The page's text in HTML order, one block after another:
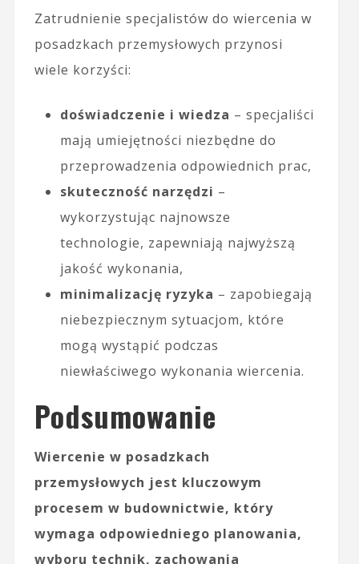
Zatrudnienie specjalistów do wiercenia w
posadzkach przemysłowych przynosi
wiele korzyści:
doświadczenie i wiedza – specjaliści
mają umiejętności niezbędne do
przeprowadzenia odpowiednich prac,
skuteczność narzędzi –
wykorzystując najnowsze
technologie, zapewniają najwyższą
jakość wykonania,
minimalizację ryzyka – zapobiegają
niebezpiecznym sytuacjom, które
mogą wystąpić podczas
niewłaściwego wykonania wiercenia.
Podsumowanie
Wiercenie w posadzkach
przemysłowych jest kluczowym
procesem w budownictwie, który
wymaga odpowiedniego planowania,
wyboru technik, zachowania